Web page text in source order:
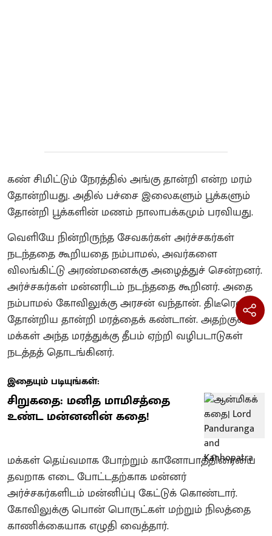
கண் சிமிட்டும் நேரத்தில் அங்கு தான்றி என்ற மரம்
தோன்றியது. அதில் பச்சை இலைகளும் பூக்களும்
தோன்றி பூக்களின் மணம் நாலாபக்கமும் பரவியது.
வெளியே நின்றிருந்த சேவகர்கள் அர்ச்சகர்கள்
நடந்ததை கூறியதை நம்பாமல், அவர்களை
விலங்கிட்டு அரண்மனைக்கு அழைத்துச் சென்றனர்.
அர்ச்சகர்கள் மன்னரிடம் நடந்ததை கூறினர். அதை
நம்பாமல் கோவிலுக்கு அரசன் வந்தான். திடீரென்று
தோன்றிய தான்றி மரத்தைக் கண்டான். அதற்குள்
மக்கள் அந்த மரத்துக்கு தீபம் ஏற்றி வழிபடாடுகள்
நடத்தத் தொடங்கினர்.
இதையும் படியுங்கள்:
சிறுகதை: மனித மாமிசத்தை
உண்ட மன்னனின் கதை!
மக்கள் தெய்வமாக போற்றும் கானோபாத்திரையை
தவறாக எடை போட்டதற்காக மன்னர்
அர்ச்சகர்களிடம் மன்னிப்பு கேட்டுக் கொண்டார்.
கோவிலுக்கு பொன் பொருட்கள் மற்றும் நிலத்தை
காணிக்கையாக எழுதி வைத்தார்‌.